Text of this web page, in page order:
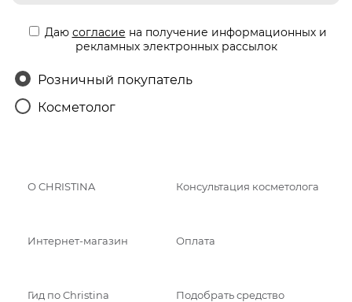
Даю согласие на получение информационных и
рекламных электронных рассылок
Розничный покупатель
Косметолог
О CHRISTINA Консультация косметолога
Интернет-магазин Оплата
Гид по Christina Подобрать средство